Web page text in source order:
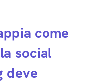
come
social
deve